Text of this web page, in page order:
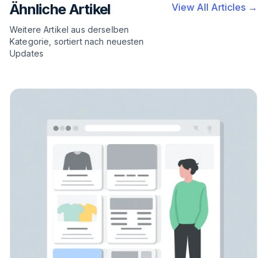
Ähnliche Artikel
Weitere Artikel aus derselben
Kategorie, sortiert nach neuesten
Updates
View All Articles →